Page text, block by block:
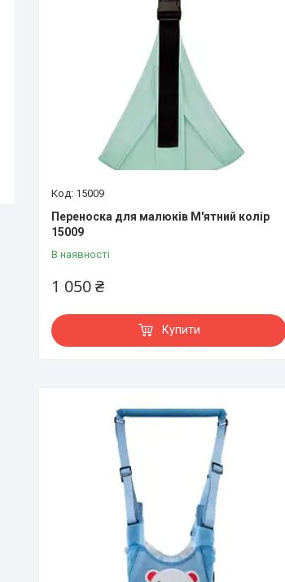
15009
Переноска для малюків М'ятний колір
15009
В наявності
1 050 ₴
Купити